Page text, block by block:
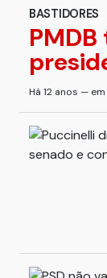
BASTIDORES
Há 12 anos —